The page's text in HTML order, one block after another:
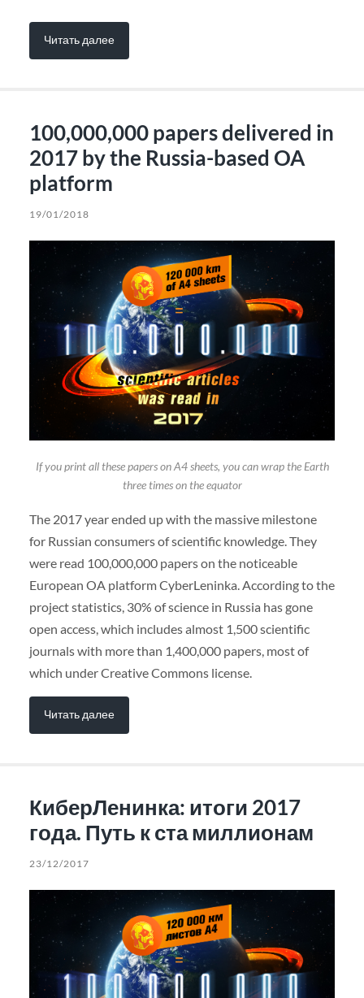
Читать далее
100,000,000 papers delivered in
2017 by the Russia-based OA
platform
19/01/2018
If you print all these papers on A4 sheets, you can wrap the Earth
three times on the equator
The 2017 year ended up with the massive milestone
for Russian consumers of scientific knowledge. They
were read 100,000,000 papers on the noticeable
European OA platform CyberLeninka. According to the
project statistics, 30% of science in Russia has gone
open access, which includes almost 1,500 scientific
journals with more than 1,400,000 papers, most of
which under Creative Commons license.
Читать далее
КиберЛенинка: итоги 2017
года. Путь к ста миллионам
23/12/2017